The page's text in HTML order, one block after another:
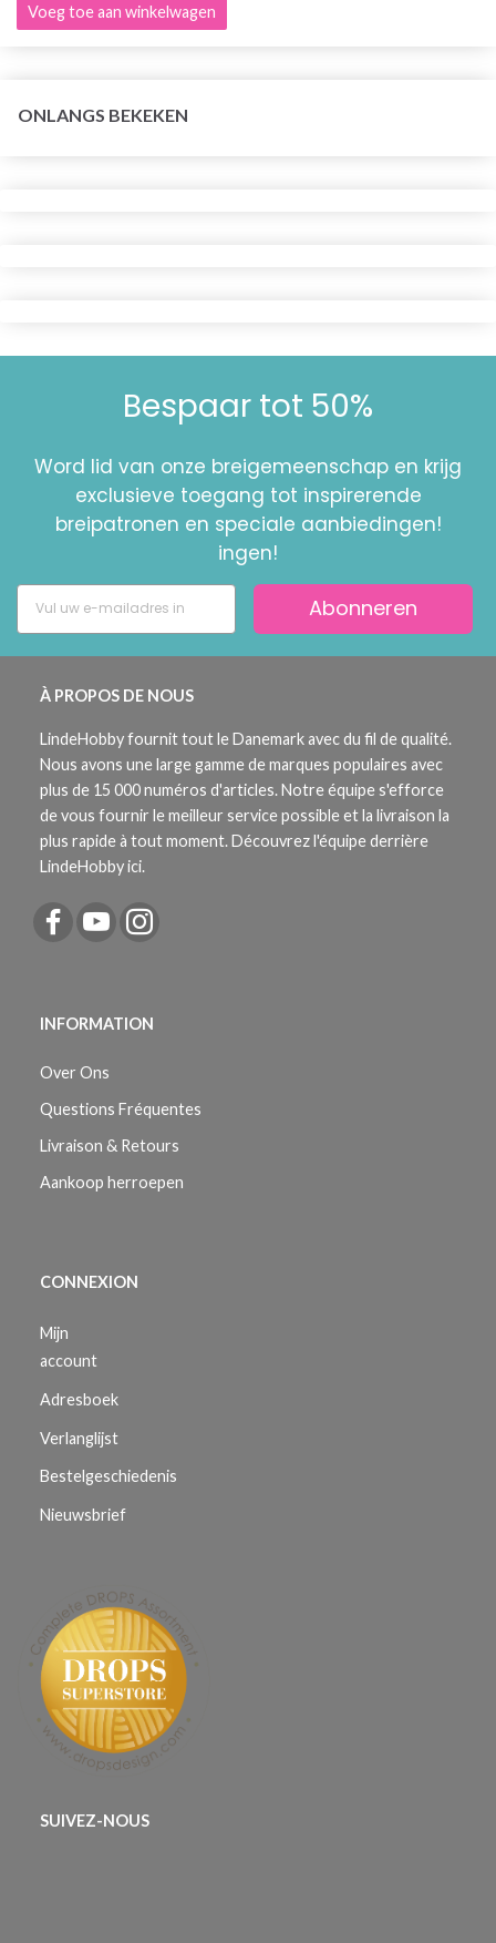
Voeg toe aan winkelwagen
ONLANGS BEKEKEN
Bespaar tot 50%
Word lid van onze breigemeenschap en krijg
exclusieve toegang tot inspirerende
breipatronen en speciale aanbiedingen!
ingen!
Abonneren
À PROPOS DE NOUS
LindeHobby fournit tout le Danemark avec du fil de qualité.
Nous avons une large gamme de marques populaires avec
plus de 15 000 numéros d'articles. Notre équipe s'efforce
de vous fournir le meilleur service possible et la livraison la
plus rapide à tout moment. Découvrez l'équipe derrière
LindeHobby ici.
INFORMATION
Over Ons
Questions Fréquentes
Livraison & Retours
Aankoop herroepen
CONNEXION
Mijn
account
Adresboek
Verlanglijst
Bestelgeschiedenis
Nieuwsbrief
SUIVEZ-NOUS